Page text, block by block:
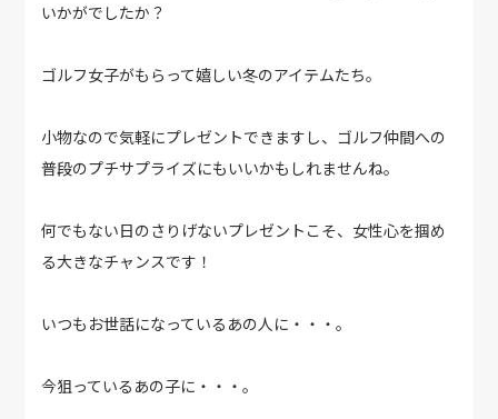
いかがでしたか？
ゴルフ女子がもらって嬉しい冬のアイテムたち。
小物なので気軽にプレゼントできますし、ゴルフ仲間への
普段のプチサプライズにもいいかもしれませんね。
何でもない日のさりげないプレゼントこそ、女性心を掴め
る大きなチャンスです！
いつもお世話になっているあの人に・・・。
今狙っているあの子に・・・。